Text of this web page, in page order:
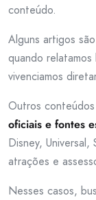
conteúdo.
Alguns artigos
quando
vivenciamos
Outros
oficiais e fontes
Disney,
atrações e
Nesses casos,